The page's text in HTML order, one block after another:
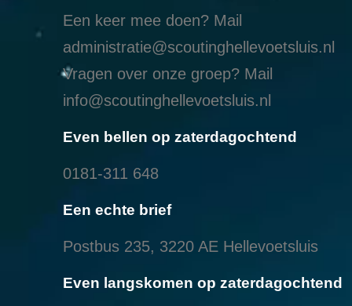
Een keer mee doen? Mail
administratie@scoutinghellevoetsluis.nl
Vragen over onze groep? Mail
info@scoutinghellevoetsluis.nl
Even bellen op zaterdagochtend
0181-311 648
Een echte brief
Postbus 235, 3220 AE Hellevoetsluis
Even langskomen op zaterdagochtend